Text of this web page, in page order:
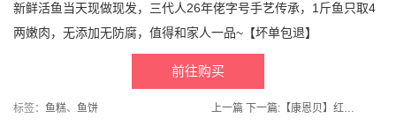
新鲜活鱼当天现做现发，三代人26年佬字号手艺传承，1斤鱼只取4
两嫩肉，无添加无防腐，值得和家人一品~【坏单包退】
前往购买
标签： 鱼糕、 鱼饼 上一篇 下一篇: 【康恩贝】红石榴生物素铁片富铁片30片